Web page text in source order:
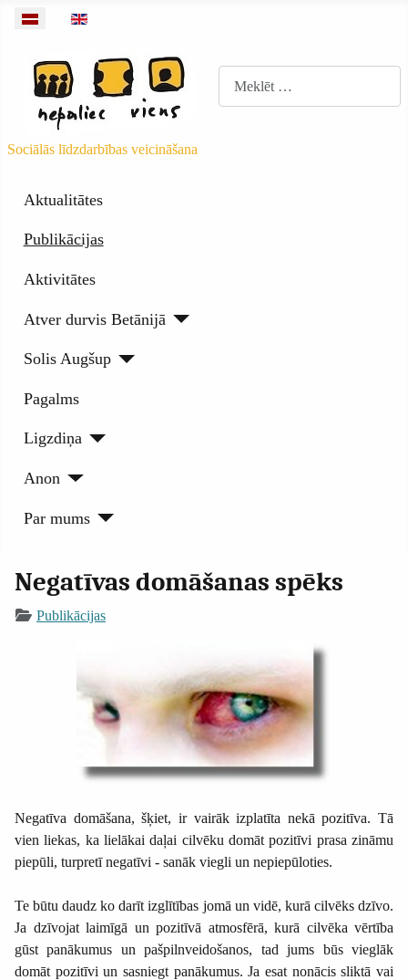
Izvēlieties valodu
Sociālās līdzdarbības veicināšana
Aktualitātes
Publikācijas
Aktivitātes
Atver durvis Betānijā
Solis Augšup
Pagalms
Ligzdiņa
Anon
Par mums
Negatīvas domāšanas spēks
Publikācijas
Negatīva domāšana, šķiet, ir vairāk izplatīta nekā pozitīva. Tā
vien liekas, ka lielākai daļai cilvēku domāt pozitīvi prasa zināmu
piepūli, turpretī negatīvi - sanāk viegli un nepiepūloties.
Te būtu daudz ko darīt izglītības jomā un vidē, kurā cilvēks dzīvo.
Ja dzīvojat laimīgā un pozitīvā atmosfērā, kurā cilvēka vērtība
gūst panākumus un pašpilnveidošanos, tad jums būs vieglāk
domāt pozitīvi un sasniegt panākumus. Ja esat nonācis sliktā vai